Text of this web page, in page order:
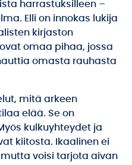
harrastuksilleen –
Elli on innokas lukija
kirjaston
omaa pihaa, jossa
omasta rauhasta
mitä arkeen
elää. Se on
kulkuyhteydet ja
kiitosta. Ikaalinen ei
voisi tarjota aivan